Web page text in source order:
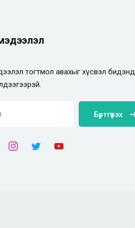
тогтмол авахыг хүсвэл бидэнд
Бүртгүүлэх